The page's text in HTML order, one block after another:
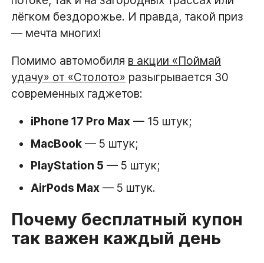
лёгком бездорожье. И правда, такой приз
— мечта многих!
Помимо автомобиля в акции «Поймай
удачу» от «Столото» разыгрывается 30
современных гаджетов:
iPhone 17 Pro Max— 15 штук;
MacBook— 5 штук;
PlayStation 5 — 5 штук;
AirPods Max— 5 штук.
Почему бесплатный купон
так важен каждый день